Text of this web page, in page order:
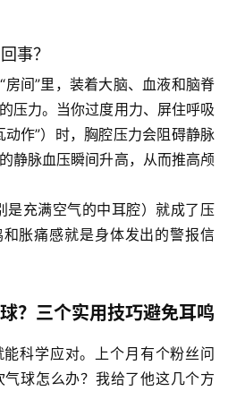
事？
房间”里，装着大脑、血液和脑脊
压力。当你过度用力、屏住呼吸
动作”）时，胸腔压力会阻碍静脉
静脉血压瞬间升高，从而推高颅
是充满空气的中耳腔）就成了压
胀痛感就是身体发出的警报信
？三个实用技巧避免耳鸣
科学应对。上个月有个粉丝问
球怎么办？我给了他这几个方